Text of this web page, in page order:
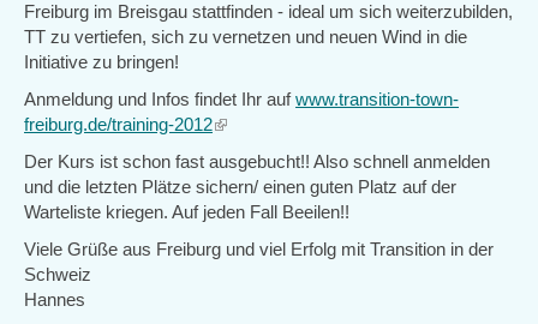
Freiburg im Breisgau stattfinden - ideal um sich weiterzubilden,
TT zu vertiefen, sich zu vernetzen und neuen Wind in die
Initiative zu bringen!
Anmeldung und Infos findet Ihr aufwww.transition-town-
freiburg.de/training-2012(link
external)
Der Kurs ist schon fast ausgebucht!! Also schnell anmelden
und die letzten Plätze sichern/ einen guten Platz auf der
Warteliste kriegen. Auf jeden Fall Beeilen!!
Viele Grüße aus Freiburg und viel Erfolg mit Transition in der
Schweiz
Hannes